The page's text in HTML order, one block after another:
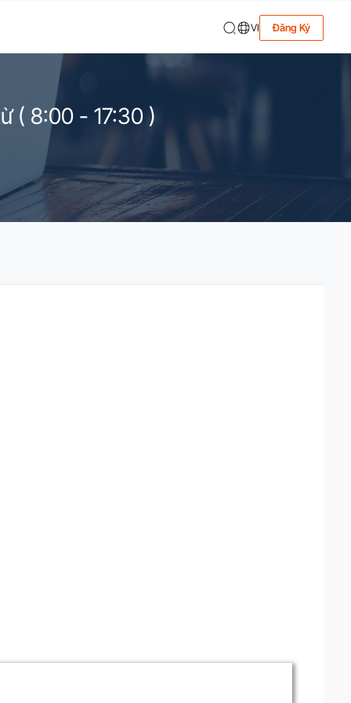
VI Đăng Ký
( 8:00 - 17:30 )